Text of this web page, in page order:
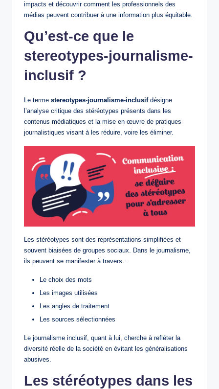
impacts et découvrir comment les professionnels des
médias peuvent contribuer à une information plus équitable.
Qu’est-ce que le
stereotypes-journalisme-
inclusif ?
Le terme stereotypes-journalisme-inclusifdésigne
l’analyse critique des stéréotypes présents dans les
contenus médiatiques et la mise en œuvre de pratiques
journalistiques visant à les réduire, voire les éliminer.
Les stéréotypes sont des représentations simplifiées et
souvent biaisées de groupes sociaux. Dans le journalisme,
ils peuvent se manifester à travers :
Le choix des mots
Les images utilisées
Les angles de traitement
Les sources sélectionnées
Le journalisme inclusif, quant à lui, cherche à refléter la
diversité réelle de la société en évitant les généralisations
abusives.
Les stéréotypes dans les